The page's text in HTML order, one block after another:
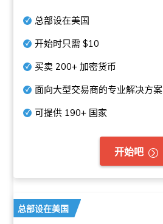
总部设在美国
开始时只需$10
买卖200+ 加密货币
面向大型交易商的专业解决方案
可提供 190+ 国家
开始吧
总部设在美国